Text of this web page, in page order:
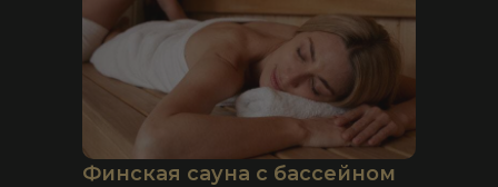
Финская сауна с бассейном